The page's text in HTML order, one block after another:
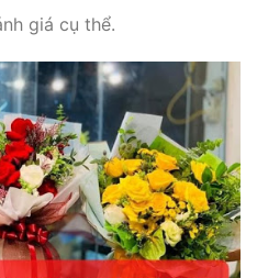
giá cụ thể.